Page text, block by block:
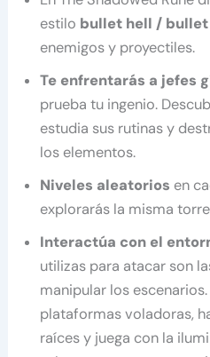
estilo bullet hell / bullet
enemigos y proyectiles.
Te enfrentarás a jefes
prueba tu ingenio.
estudia sus rutinas y
los elementos.
Niveles aleatorios en
explorarás la misma
Interactúa con el
utilizas para atacar son
manipular los
plataformas voladoras,
raíces y juega con la